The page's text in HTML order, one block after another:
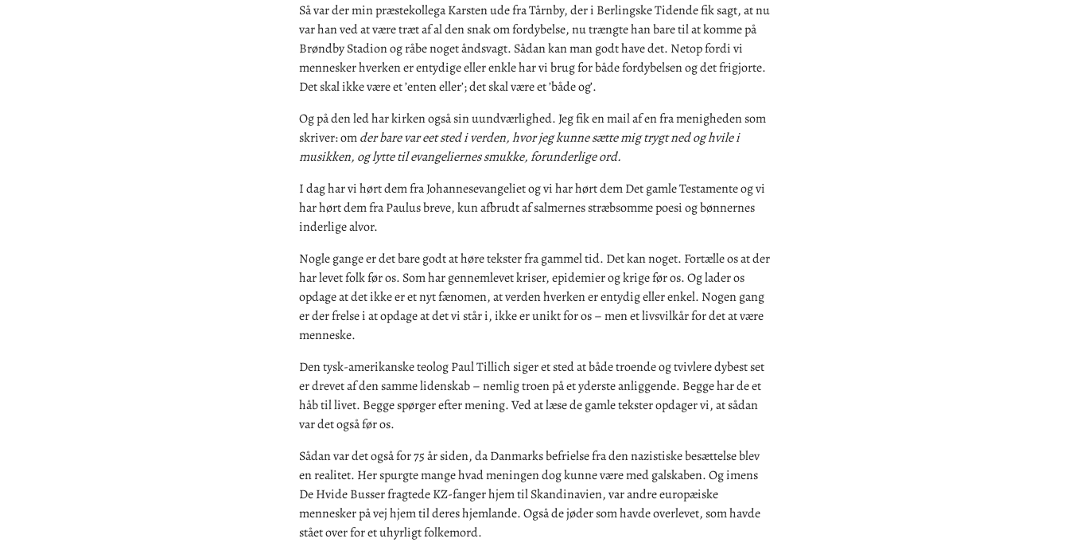
Så var der min præstekollega Karsten ude fra Tårnby, der i Berlingske Tidende fik sagt, at nu
var han ved at være træt af al den snak om fordybelse, nu trængte han bare til at komme på
Brøndby Stadion og råbe noget åndsvagt. Sådan kan man godt have det. Netop fordi vi
mennesker hverken er entydige eller enkle har vi brug for både fordybelsen og det frigjorte.
Det skal ikke være et ’enten eller’; det skal være et ’både og’.
Og på den led har kirken også sin uundværlighed. Jeg fik en mail af en fra menigheden som
skriver: omder bare var eet sted i verden, hvor jeg kunne sætte mig trygt ned og hvile i
musikken, og lytte til evangeliernes smukke, forunderlige ord.
I dag har vi hørt dem fra Johannesevangeliet og vi har hørt dem Det gamle Testamente og vi
har hørt dem fra Paulus breve, kun afbrudt af salmernes stræbsomme poesi og bønnernes
inderlige alvor.
Nogle gange er det bare godt at høre tekster fra gammel tid. Det kan noget. Fortælle os at der
har levet folk før os. Som har gennemlevet kriser, epidemier og krige før os. Og lader os
opdage at det ikke er et nyt fænomen, at verden hverken er entydig eller enkel. Nogen gang
er der frelse i at opdage at det vi står i, ikke er unikt for os – men et livsvilkår for det at være
menneske.
Den tysk-amerikanske teolog Paul Tillich siger et sted at både troende og tvivlere dybest set
er drevet af den samme lidenskab – nemlig troen på et yderste anliggende. Begge har de et
håb til livet. Begge spørger efter mening. Ved at læse de gamle tekster opdager vi, at sådan
var det også før os.
Sådan var det også for 75 år siden, da Danmarks befrielse fra den nazistiske besættelse blev
en realitet. Her spurgte mange hvad meningen dog kunne være med galskaben. Og imens
De Hvide Busser fragtede KZ-fanger hjem til Skandinavien, var andre europæiske
mennesker på vej hjem til deres hjemlande. Også de jøder som havde overlevet, som havde
stået over for et uhyrligt folkemord.